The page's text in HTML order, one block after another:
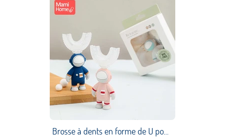
Brosse à dents en forme de U pour enfants, 1 ensemble, avec poignée, dentier d'astronaute, en Silicone souple, soins buccaux, nettoyage